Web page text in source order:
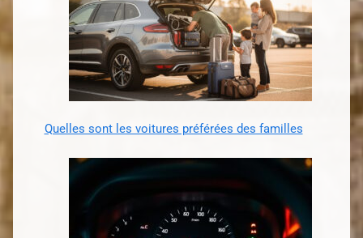
Quelles sont les voitures préférées des familles